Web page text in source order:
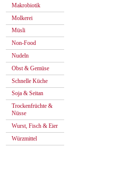
Makrobiotik
Molkerei
Müsli
Non-Food
Nudeln
Obst & Gemüse
Schnelle Küche
Soja & Seitan
Trockenfrüchte &
Nüsse
Wurst, Fisch & Eier
Würzmittel